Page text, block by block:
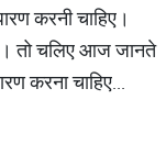
करनी चाहिए।
तो चलिए आज जानते
करना चाहिए...